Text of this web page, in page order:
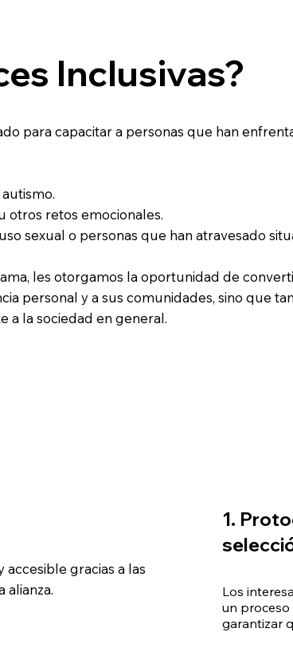
Inclusivas?
para capacitar a personas que han
otros retos emocionales.
sexual o personas que han atravesado
les otorgamos la oportunidad de
personal y a sus comunidades, sino que
a la sociedad en general.
gracias a las
alianza.
1.
Los
un
garantizar